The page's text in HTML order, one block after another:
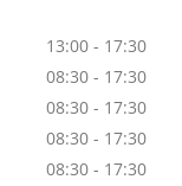
13:00 - 17:30
08:30 - 17:30
08:30 - 17:30
08:30 - 17:30
08:30 - 17:30